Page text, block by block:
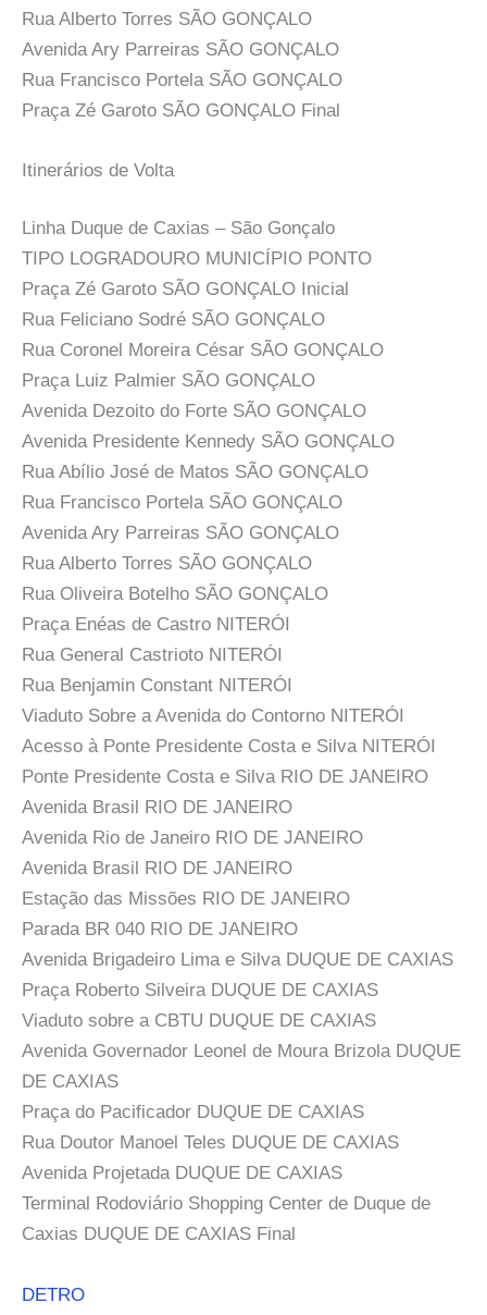
Rua Alberto Torres SÃO GONÇALO
Avenida Ary Parreiras SÃO GONÇALO
Rua Francisco Portela SÃO GONÇALO
Praça Zé Garoto SÃO GONÇALO Final
Itinerários de Volta
Linha Duque de Caxias – São Gonçalo
TIPO LOGRADOURO MUNICÍPIO PONTO
Praça Zé Garoto SÃO GONÇALO Inicial
Rua Feliciano Sodré SÃO GONÇALO
Rua Coronel Moreira César SÃO GONÇALO
Praça Luiz Palmier SÃO GONÇALO
Avenida Dezoito do Forte SÃO GONÇALO
Avenida Presidente Kennedy SÃO GONÇALO
Rua Abílio José de Matos SÃO GONÇALO
Rua Francisco Portela SÃO GONÇALO
Avenida Ary Parreiras SÃO GONÇALO
Rua Alberto Torres SÃO GONÇALO
Rua Oliveira Botelho SÃO GONÇALO
Praça Enéas de Castro NITERÓI
Rua General Castrioto NITERÓI
Rua Benjamin Constant NITERÓI
Viaduto Sobre a Avenida do Contorno NITERÓI
Acesso à Ponte Presidente Costa e Silva NITERÓI
Ponte Presidente Costa e Silva RIO DE JANEIRO
Avenida Brasil RIO DE JANEIRO
Avenida Rio de Janeiro RIO DE JANEIRO
Avenida Brasil RIO DE JANEIRO
Estação das Missões RIO DE JANEIRO
Parada BR 040 RIO DE JANEIRO
Avenida Brigadeiro Lima e Silva DUQUE DE CAXIAS
Praça Roberto Silveira DUQUE DE CAXIAS
Viaduto sobre a CBTU DUQUE DE CAXIAS
Avenida Governador Leonel de Moura Brizola DUQUE
DE CAXIAS
Praça do Pacificador DUQUE DE CAXIAS
Rua Doutor Manoel Teles DUQUE DE CAXIAS
Avenida Projetada DUQUE DE CAXIAS
Terminal Rodoviário Shopping Center de Duque de
Caxias DUQUE DE CAXIAS Final
DETRO